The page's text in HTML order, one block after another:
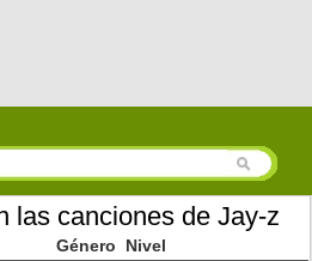
las canciones de Jay-z
Género
Nivel